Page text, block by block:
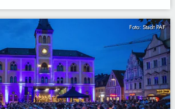
Foto: Stadt PAF